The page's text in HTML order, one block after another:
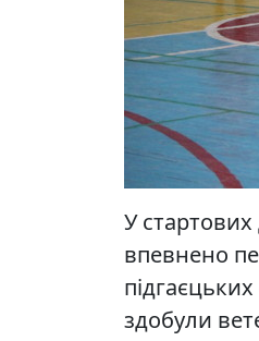
У
впевнено
здобули